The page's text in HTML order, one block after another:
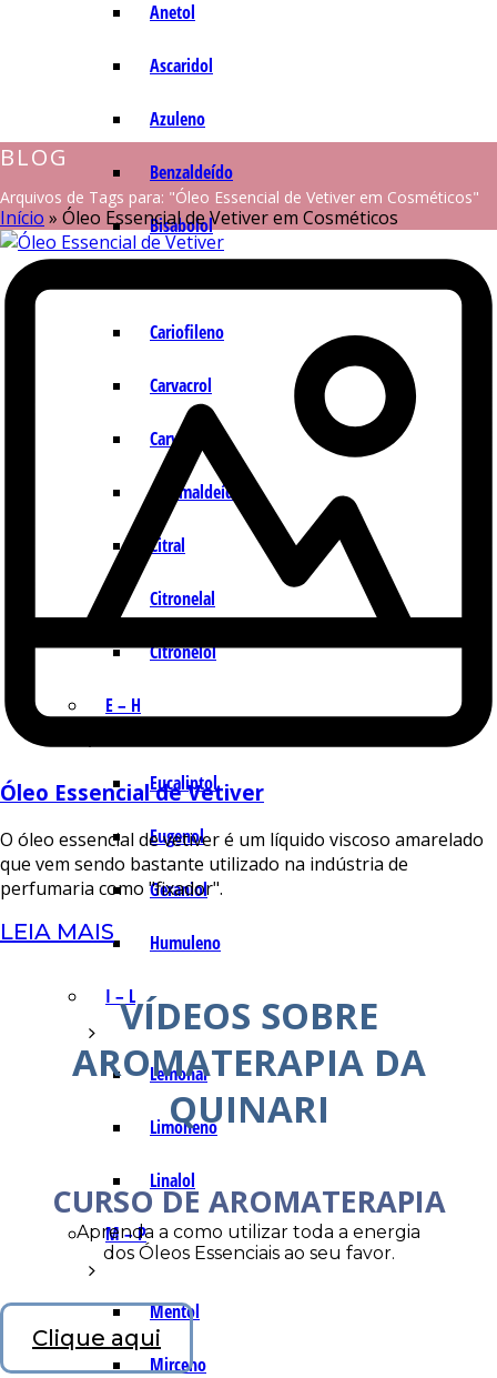
Anetol
Ascaridol
Azuleno
Benzaldeído
Bisabolol
Cariofileno
Carvacrol
Carvona
Cinamaldeído
Citral
Citronelal
Citronelol
E – H
Eucaliptol
Eugenol
Geraniol
Humuleno
I – L
Lemonal
Limoneno
Linalol
M – P
Mentol
Mirceno
BLOG
Arquivos de Tags para: "Óleo Essencial de Vetiver em Cosméticos"
Início » Óleo Essencial de Vetiver em Cosméticos
Óleo Essencial de Vetiver
O óleo essencial de vetiver é um líquido viscoso amarelado
que vem sendo bastante utilizado na indústria de
perfumaria como "fixador".
LEIA MAIS
VÍDEOS SOBRE
AROMATERAPIA DA
QUINARI
CURSO DE AROMATERAPIA
Aprenda a como utilizar toda a energia
dos Óleos Essenciais ao seu favor.
Clique aqui